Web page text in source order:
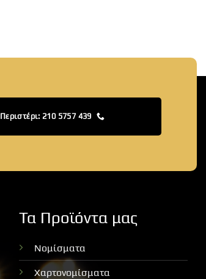
Περιστέρι: 210 5757 439
Τα Προϊόντα μας
Νομίσματα
Χαρτονομίσματα